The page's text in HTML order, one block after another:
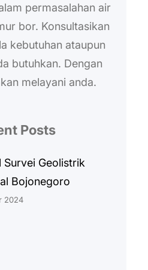
permasalahan air
bor. Konsultasikan
kebutuhan ataupun
butuhkan. Dengan
melayani anda.
Posts
Survei Geolistrik
Bojonegoro
2024